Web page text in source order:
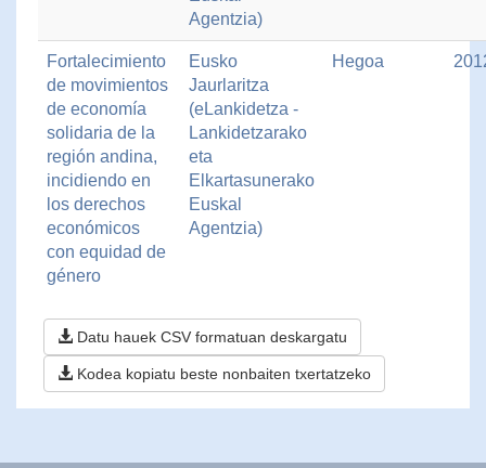
Agentzia)
Fortalecimiento
de movimientos
de economía
solidaria de la
región andina,
incidiendo en
los derechos
económicos
con equidad de
género
Eusko
Jaurlaritza
(eLankidetza -
Lankidetzarako
eta
Elkartasunerako
Euskal
Agentzia)
Hegoa
Datu hauek CSV formatuan deskargatu
Kodea kopiatu beste nonbaiten txertatzeko